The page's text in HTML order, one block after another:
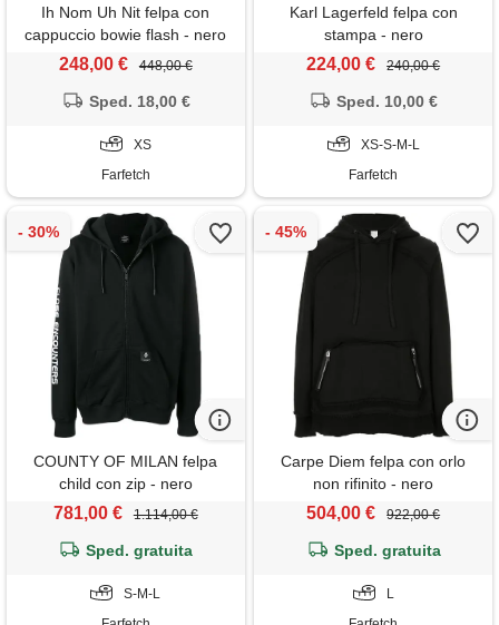
Ih Nom Uh Nit felpa con
cappuccio bowie flash - nero
248,00 € 448,00 €
Sped. 18,00 €
XS
Farfetch
Karl Lagerfeld felpa con
stampa - nero
224,00 € 240,00 €
Sped. 10,00 €
XS-S-M-L
Farfetch
COUNTY OF MILAN felpa
child con zip - nero
781,00 € 1.114,00 €
Sped. gratuita
S-M-L
Carpe Diem felpa con orlo
non rifinito - nero
504,00 € 922,00 €
Sped. gratuita
L